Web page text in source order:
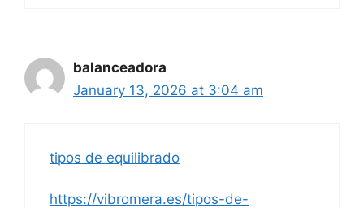
balanceadora
January 13, 2026 at 3:04 am
tipos de equilibrado
https://vibromera.es/tipos-de-